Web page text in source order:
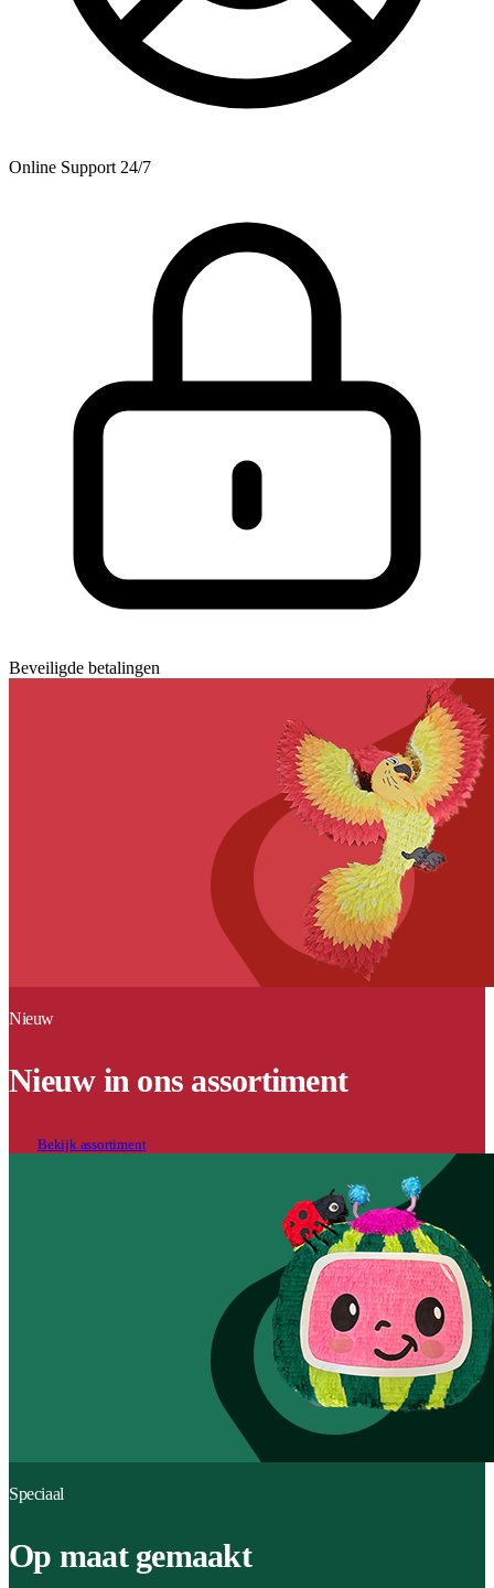
Online Support 24/7
Beveiligde betalingen
Nieuw
Nieuw in ons assortiment
Bekijk assortiment
Speciaal
Op maat gemaakt